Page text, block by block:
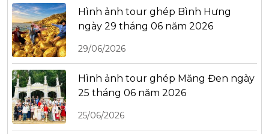
Hình ảnh tour ghép Bình Hưng
ngày 29 tháng 06 năm 2026
29/06/2026
Hình ảnh tour ghép Măng Đen ngày
25 tháng 06 năm 2026
25/06/2026